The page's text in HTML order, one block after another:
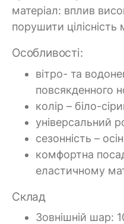
матеріал: вплив
порушити
Особливості:
вітро- та
повсякденного
колір – біло-
універсальний
сезонність –
комфортна
еластичному
Склад
Зовнішній шар: